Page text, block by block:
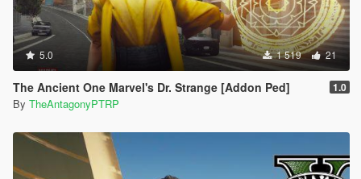
5.0 1 519 21
The Ancient One Marvel's Dr. Strange [Addon Ped] 1.0
By TheAntagonyPTRP